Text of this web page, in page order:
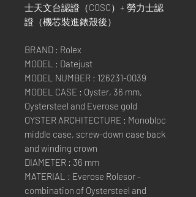
士天文台認證（COSC）+ 勞力士認
證（機芯裝進錶殼後）
BRAND : Rolex
MODEL : Datejust
MODEL NUMBER : 126231-0039
MODEL CASE : Oyster, 36 mm,
Oystersteel and Everose gold
OYSTER ARCHITECTURE : Monobloc
middle case, screw-down case back
and winding crown
DIAMETER : 36 mm
MATERIAL : Everose Rolesor -
combination of Oystersteel and